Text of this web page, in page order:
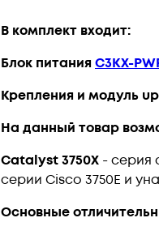
В комплект входит:
Блок питанияC3KX-
Крепления и модуль
На данный товар
Catalyst 3750X - серия
серии Cisco 3750E и
Основные